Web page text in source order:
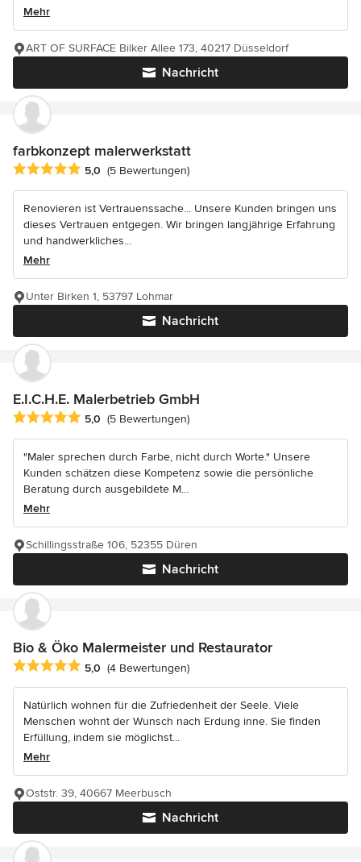
Mehr
Nachricht
ART OF SURFACE Bilker Allee 173, 40217 Düsseldorf
farbkonzept malerwerkstatt
Durchschnittliche Bewertung: 5 von 5 Sternen
5,0 (5 Bewertungen)
Renovieren ist Vertrauenssache... Unsere Kunden bringen uns
dieses Vertrauen entgegen. Wir bringen langjährige Erfahrung
und handwerkliches...
Mehr
Nachricht
Unter Birken 1, 53797 Lohmar
E.I.C.H.E. Malerbetrieb GmbH
Durchschnittliche Bewertung: 5 von 5 Sternen
5,0 (5 Bewertungen)
"Maler sprechen durch Farbe, nicht durch Worte." Unsere
Kunden schätzen diese Kompetenz sowie die persönliche
Beratung durch ausgebildete M...
Mehr
Nachricht
Schillingsstraße 106, 52355 Düren
Bio & Öko Malermeister und Restaurator
Durchschnittliche Bewertung: 5 von 5 Sternen
5,0 (4 Bewertungen)
Natürlich wohnen für die Zufriedenheit der Seele. Viele
Menschen wohnt der Wunsch nach Erdung inne. Sie finden
Erfüllung, indem sie möglichst...
Mehr
Nachricht
Oststr. 39, 40667 Meerbusch